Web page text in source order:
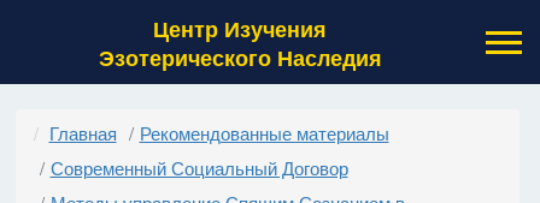
Центр Изучения
Эзотерического Наследия
Главная
Рекомендованные материалы
Современный Социальный Договор